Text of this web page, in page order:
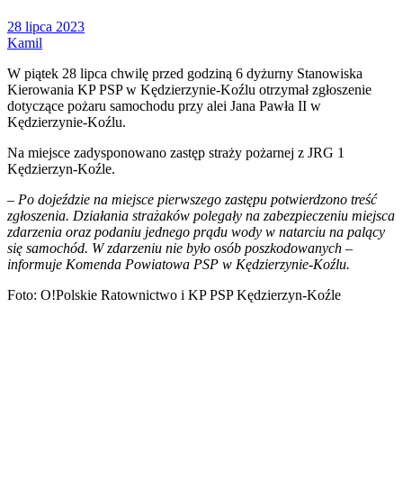
28 lipca 2023
Kamil
W piątek 28 lipca chwilę przed godziną 6 dyżurny Stanowiska
Kierowania KP PSP w Kędzierzynie-Koźlu otrzymał zgłoszenie
dotyczące pożaru samochodu przy alei Jana Pawła II w
Kędzierzynie-Koźlu.
Na miejsce zadysponowano zastęp straży pożarnej z JRG 1
Kędzierzyn-Koźle.
– Po dojeździe na miejsce pierwszego zastępu potwierdzono treść
zgłoszenia. Działania strażaków polegały na zabezpieczeniu miejsca
zdarzenia oraz podaniu jednego prądu wody w natarciu na palący
się samochód. W zdarzeniu nie było osób poszkodowanych –
informuje Komenda Powiatowa PSP w Kędzierzynie-Koźlu.
Foto: O!Polskie Ratownictwo i KP PSP Kędzierzyn-Koźle